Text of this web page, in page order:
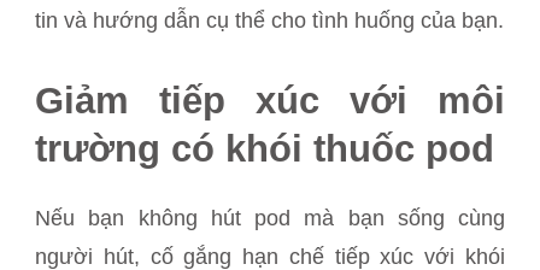
tin và hướng dẫn cụ thể cho tình huống của bạn.
Giảm tiếp xúc với môi
trường có khói thuốc pod
Nếu bạn không hút pod mà bạn sống cùng
người hút, cố gắng hạn chế tiếp xúc với khói